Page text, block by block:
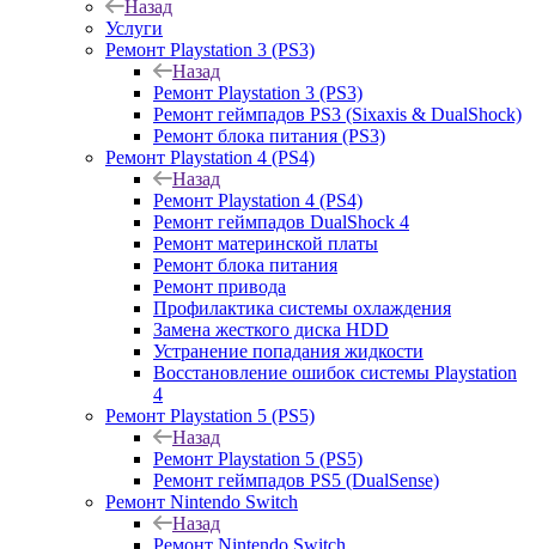
Назад
Услуги
Ремонт Playstation 3 (PS3)
Назад
Ремонт Playstation 3 (PS3)
Ремонт геймпадов PS3 (Sixaxis & DualShock)
Ремонт блока питания (PS3)
Ремонт Playstation 4 (PS4)
Назад
Ремонт Playstation 4 (PS4)
Ремонт геймпадов DualShock 4
Ремонт материнской платы
Ремонт блока питания
Ремонт привода
Профилактика системы охлаждения
Замена жесткого диска HDD
Устранение попадания жидкости
Восстановление ошибок системы Playstation
4
Ремонт Playstation 5 (PS5)
Назад
Ремонт Playstation 5 (PS5)
Ремонт геймпадов PS5 (DualSense)
Ремонт Nintendo Switch
Назад
Ремонт Nintendo Switch